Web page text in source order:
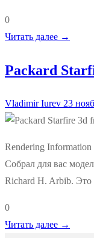
0
Читать далее →
Packard
Vladimir Iurev 23
Rendering
Собрал для вас
Richard H. Arbib. Это
0
Читать далее →